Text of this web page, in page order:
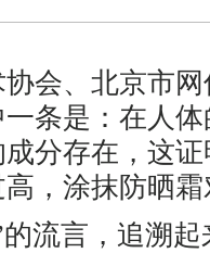
、北京市网
条是：在人
分存在，这
，涂抹防晒
言，追溯起